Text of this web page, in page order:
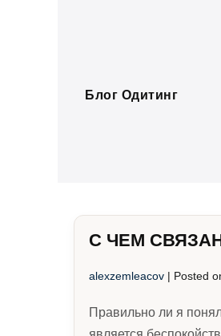
Блог Одитинг
С ЧЕМ
alexzemleacov | Posted
Правильно ли я